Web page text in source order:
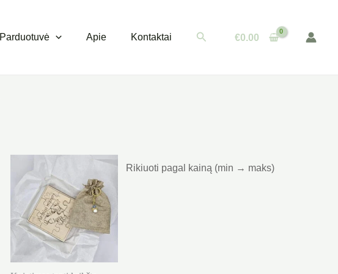
Parduotuvė Apie Kontaktai Paieška€0.00